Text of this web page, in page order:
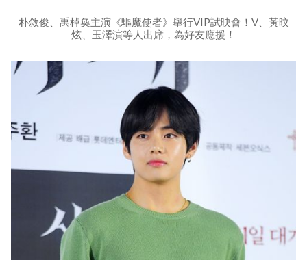
朴敘俊、禹棹奐主演《驅魔使者》舉行VIP試映會！V、黃旼
炫、玉澤演等人出席，為好友應援！